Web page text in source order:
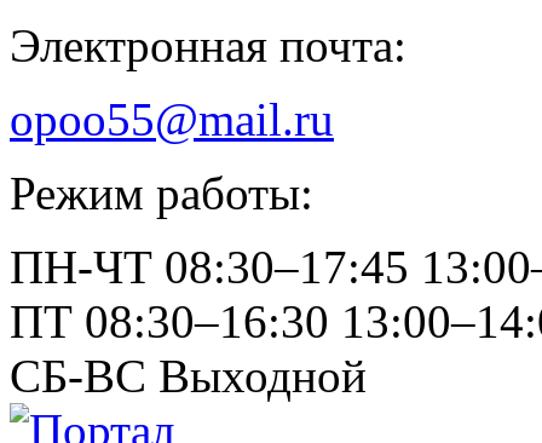
Электронная почта:
opoo55@mail.ru
Режим работы:
ПН-ЧТ 08:30–17:45
ПТ 08:30–16:30
СБ-ВС Выходной